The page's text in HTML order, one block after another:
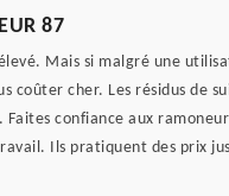
87
Mais si malgré une
coûter cher. Les résidus de
confiance aux
Ils pratiquent des prix